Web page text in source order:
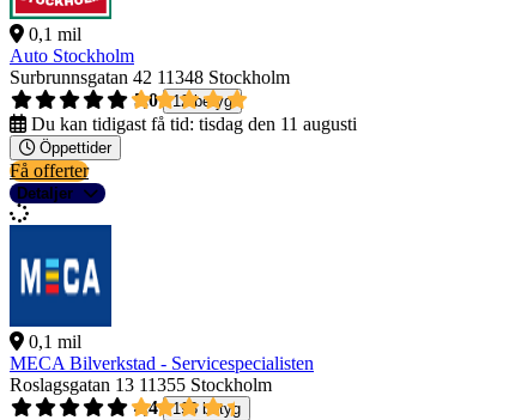
0,1 mil
Auto Stockholm
Surbrunnsgatan 42 11348 Stockholm
5,0
12 betyg
Du kan tidigast få tid: tisdag den 11 augusti
Öppettider
Få offerter
Detaljer
0,1 mil
MECA Bilverkstad - Servicespecialisten
Roslagsgatan 13 11355 Stockholm
4,4
198 betyg